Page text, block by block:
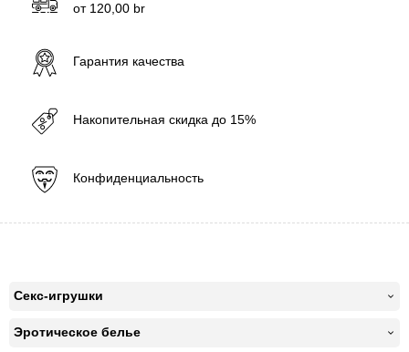
от 120,00 br
Гарантия качества
Накопительная скидка до 15%
Конфиденциальность
Секс-игрушки
Эротическое белье